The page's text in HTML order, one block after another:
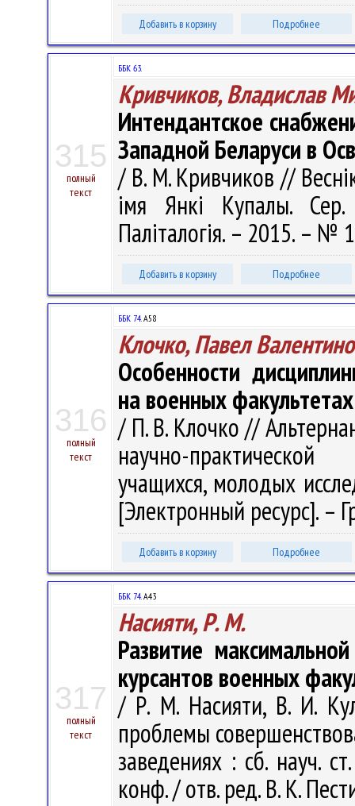
Добавить в корзину Подробнее
315
полный
текст
ББК 63.
Кривчиков, Владислав
Интендантское
Западной Беларуси в
/ В. М. Кривчиков //
імя Янкі Купалы. Сер.
Паліталогія. – 2015. – №
Добавить в корзину Подробнее
316
полный
текст
ББК 74.А58
Клочко, Павел
Особенности
на военных
/ П. В. Клочко //
научно-
учащихся, молодых
[Электронный ресурс]. –
Добавить в корзину Подробнее
317
полный
текст
ББК 74.А43
Насияти, Р. М.
Развитие
курсантов военных
/ Р. М. Насияти, В. И.
проблемы
заведениях : сб. науч.
конф. / отв. ред. В. К.